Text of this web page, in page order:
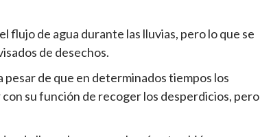
flujo de agua durante las lluvias, pero lo que se
de desechos.
pesar de que en determinados tiempos los
su función de recoger los desperdicios, pero